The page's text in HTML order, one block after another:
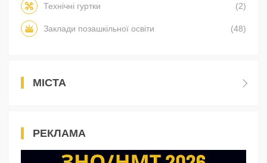
Технічні гуртки (2)
Заклади позашкільної освіти (48)
МІСТА
РЕКЛАМА